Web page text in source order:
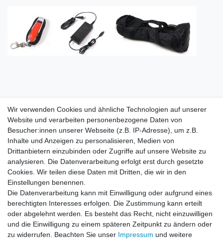
Rechtliches
Widerrufsrecht
Datenschutzerklärung
Service
Kontakt
Datenschutzerklärung
Wir verwenden Cookies und ähnliche Technologien auf unserer
Website und verarbeiten personenbezogene Daten von
Besucher:innen unserer Webseite (z.B. IP-Adresse), um z.B.
Inhalte und Anzeigen zu personalisieren, Medien von
Drittanbietern einzubinden oder Zugriffe auf unsere Website zu
analysieren. Die Datenverarbeitung erfolgt erst durch gesetzte
Cookies. Wir teilen diese Daten mit Dritten, die wir in den
Einstellungen benennen.
Die Datenverarbeitung kann mit Einwilligung oder aufgrund eines
berechtigten Interesses erfolgen. Die Zustimmung kann erteilt
oder abgelehnt werden. Es besteht das Recht, nicht einzuwilligen
und die Einwilligung zu einem späteren Zeitpunkt zu ändern oder
zu widerrufen. Beachten Sie unser Impressum und weitere